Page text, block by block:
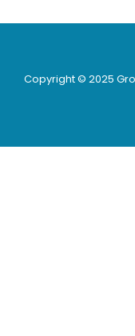
Copyright © 2025